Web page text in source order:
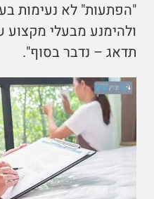
"הפתעות" לא נעימות
ולהימנע מבעלי מקצוע
תדאג – נדבר בסוף".